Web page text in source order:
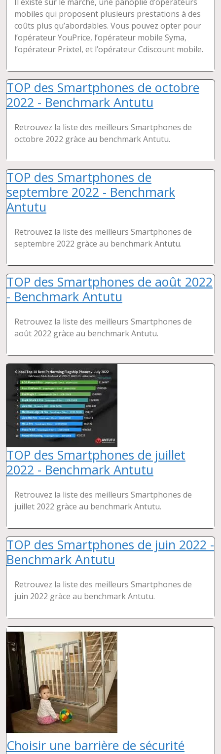
mobiles qui proposent plusieurs prestations à des
coûts plus qu’abordables. Vous pouvez opter pour
l’opérateur YouPrice, l’opérateur mobile Syma,
l’opérateur Prixtel, et l’opérateur Cdiscount mobile.
TOP des Smartphones de octobre
2022 - Benchmark Antutu
Retrouvez la liste des meilleurs Smartphones de
octobre 2022 gràce au benchmark Antutu.
TOP des Smartphones de
septembre 2022 - Benchmark
Antutu
Retrouvez la liste des meilleurs Smartphones de
septembre 2022 gràce au benchmark Antutu.
TOP des Smartphones de août 2022
- Benchmark Antutu
Retrouvez la liste des meilleurs Smartphones de
août 2022 gràce au benchmark Antutu.
TOP des Smartphones de juillet
2022 - Benchmark Antutu
Retrouvez la liste des meilleurs Smartphones de
juillet 2022 gràce au benchmark Antutu.
TOP des Smartphones de juin 2022 -
Benchmark Antutu
Retrouvez la liste des meilleurs Smartphones de
juin 2022 gràce au benchmark Antutu.
Choisir une barrière de sécurité